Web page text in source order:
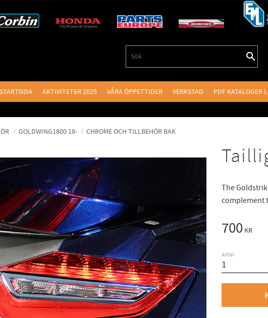
STARTSIDA AKTIVITETER 2025 VÅRA ÖPPETTIDER VERKSTAD PDF KATALOGER
GOLDWING1800 18- CHROME OCH TILLBEHÖR BAK
The
complement
700KR
Antal